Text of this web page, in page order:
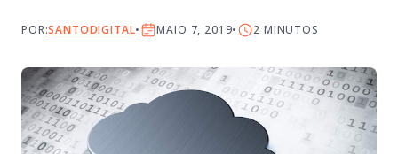
POR:SANTODIGITAL MAIO 7, 2019 2 MINUTOS